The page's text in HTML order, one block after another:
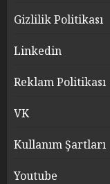
Gizlilik Politikası
Linkedin
Reklam Politikası
VK
Kullanım Şartları
Youtube